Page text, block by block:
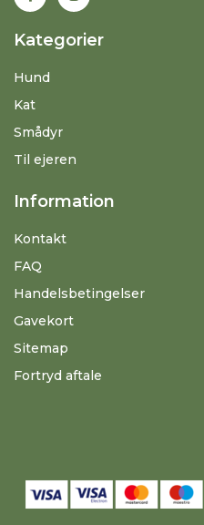
Kategorier
Hund
Kat
Smådyr
Til ejeren
Information
Kontakt
FAQ
Handelsbetingelser
Gavekort
Sitemap
Fortryd aftale